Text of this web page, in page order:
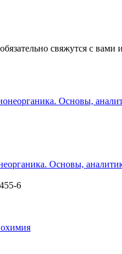
свяжутся с вами
Основы,
6